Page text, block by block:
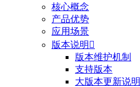
核心概念
产品优势
应用场景
版本说明 
版本维护机制
支持版本
大版本更新说明